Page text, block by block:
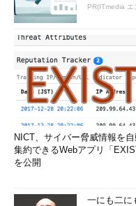
PR(ITmedia エ
NICT、サイバー脅威情報を
集約できるWebアプリ「
を公開
一にも二